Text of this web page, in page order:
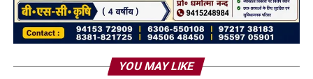
YOU MAY LIKE